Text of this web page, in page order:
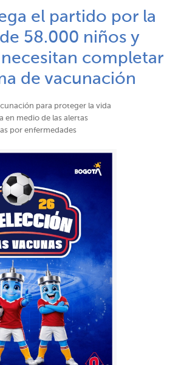
el partido por la
58.000 niños y
completar
de vacunación
para proteger la vida
en medio de las alertas
por enfermedades